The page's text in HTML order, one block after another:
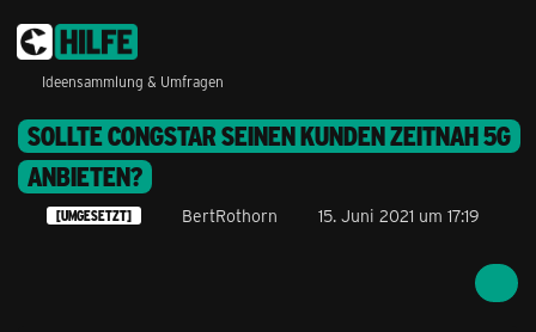
Ideensammlung & Umfragen
SOLLTE CONGSTAR SEINEN KUNDEN ZEITNAH 5G
ANBIETEN?
[UMGESETZT] BertRothorn 15. Juni 2021 um 17:19